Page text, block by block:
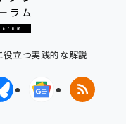
役立つ実践的な解説
ス)BlueskyGoogleニュ
RSS